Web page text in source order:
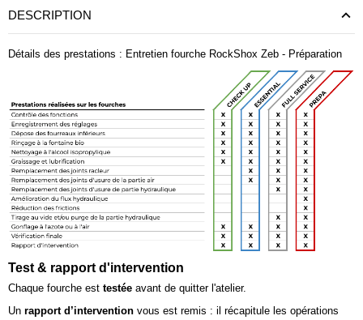
DESCRIPTION
Détails des prestations : Entretien fourche RockShox Zeb - Préparation
Test & rapport d'intervention
Chaque fourche est testée avant de quitter l'atelier.
Un rapport d’intervention vous est remis : il récapitule les opérations